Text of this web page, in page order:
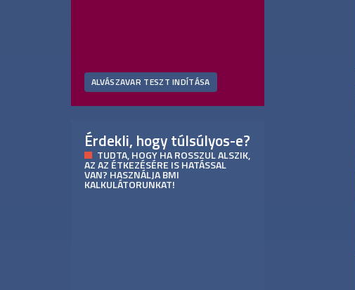
ALVÁSZAVAR TESZT INDÍTÁSA
Érdekli, hogy túlsúlyos-e?
TUDTA, HOGY HA ROSSZUL ALSZIK,
AZ AZ ÉTKEZÉSÉRE IS HATÁSSAL
VAN? HASZNÁLJA BMI
KALKULÁTORUNKAT!